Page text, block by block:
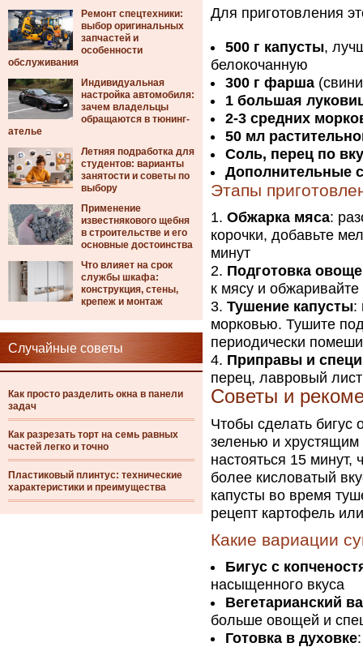
Ремонт спецтехники:
выбор оригинальных
запчастей и
особенности
обслуживания
Индивидуальная
настройка автомобиля:
зачем владельцы
обращаются в тюнинг-
ателье
Летняя подработка для
студентов: варианты
занятости и советы по
выбору
Применение
известнякового щебня
в строительстве и его
основные достоинства
Что влияет на срок
службы шкафа:
конструкция, стены,
крепеж и монтаж
Случайные советы
Как просто разделить окна в панели
задач
Как разрезать торт на семь равных
частей легко и точно
Пластиковый плинтус: технические
характеристики и преимущества
Для приготовления
500 г капусты,
белокочанную
300 г фарша
1 большая
2-3 средних
50 мл
Соль, перец по
Дополнительные
Этапы
Обжарка мяса:
корочки, добавьте
минут
Подготовка
к мясу и
Тушение капусты:
морковью. Тушите
периодически
Приправы и
перец, лавровый
Советы и
Чтобы сделать
зеленью и
настояться 15
более кисловатый
капусты во время
рецепт картофель
Какие вариации
Бигус с
насыщенного вкуса
Вегетарианский
больше овощей и
Готовка в духовке